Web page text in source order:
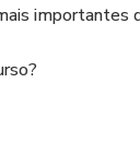
importantes